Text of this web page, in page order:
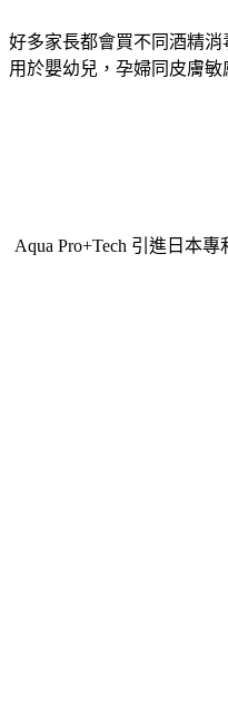
好多家長都會買不同酒精
用於嬰幼兒，孕婦同皮膚
Aqua Pro+Tech 引進日本